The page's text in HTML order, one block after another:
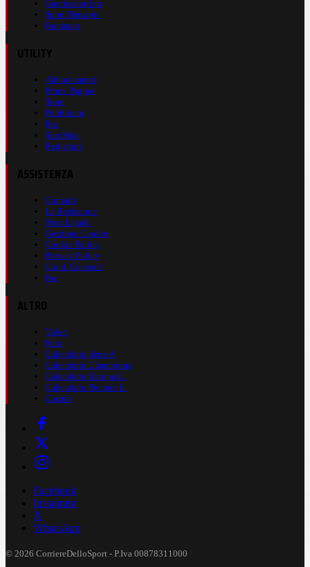
Guerinsportivo
Sport Network
Fantacup
Abbonamenti
Prima Pagina
Store
Pubblicità
Rss
Site Map
Registrati
Contatti
La Redazione
Nota Legale
Gestione Cookie
Cookie Policy
Privacy Policy
Cond. Generali
Faq
Video
Foto
Calendario Serie A
Calendario Champions
Calendario Europa L.
Calendario Premier L.
Casinò
Facebook
Instagram
X
WhatsApp
© 2026 CorriereDelloSport - P.Iva 00878311000